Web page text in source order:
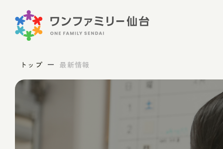
トップ 最新情報